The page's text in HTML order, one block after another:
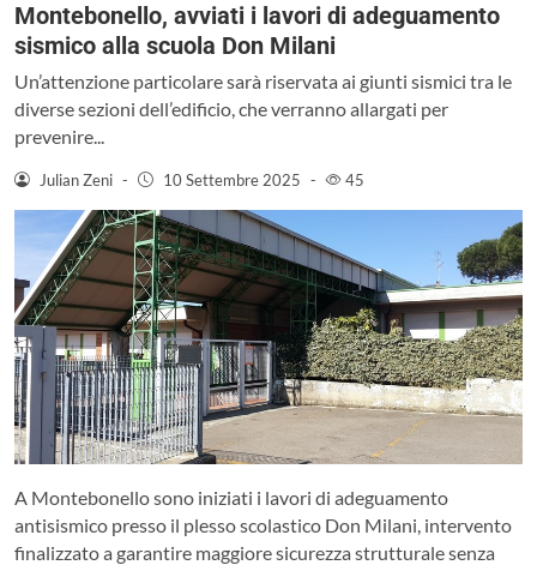
Montebonello, avviati i lavori di adeguamento
sismico alla scuola Don Milani
Un’attenzione particolare sarà riservata ai giunti sismici tra le
diverse sezioni dell’edificio, che verranno allargati per
prevenire...
Julian Zeni - 10 Settembre 2025 - 45
A Montebonello sono iniziati i lavori di adeguamento
antisismico presso il plesso scolastico Don Milani, intervento
finalizzato a garantire maggiore sicurezza strutturale senza